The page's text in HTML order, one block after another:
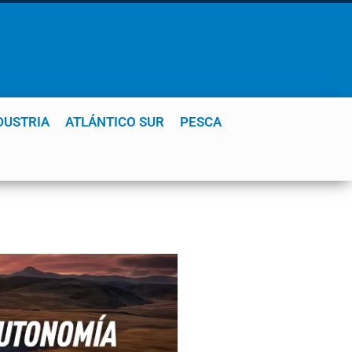
ATLÁNTICO SUR PESCA